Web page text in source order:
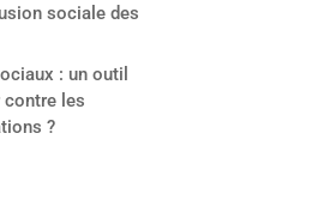
sociale des
: un outil
contre les
?